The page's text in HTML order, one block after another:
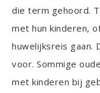
die term gehoord.
met hun kinderen,
huwelijksreis gaan.
voor. Sommige
met kinderen bij